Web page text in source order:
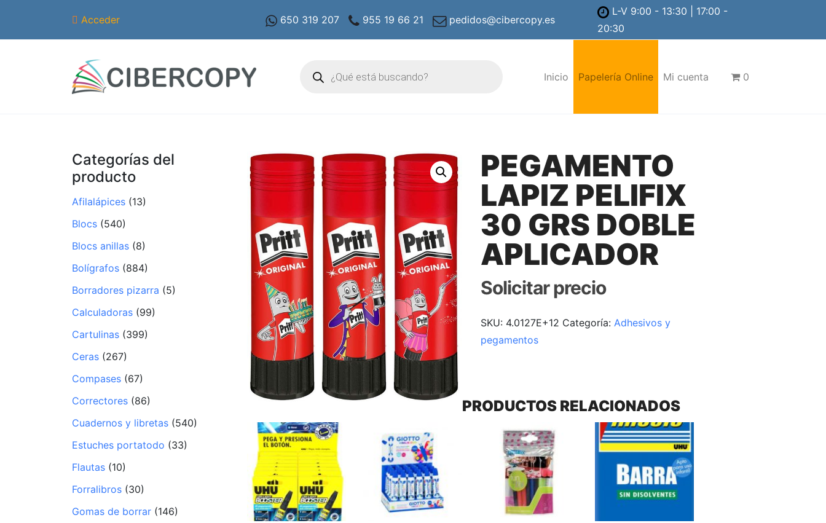
Acceder 650 319 207 955 19 66 21 pedidos@cibercopy.es
L-V 9:00 - 13:30 | 17:00 -
20:30
productos
Inicio Papelería Online Mi cuenta 0
Categorías del
producto
Afilalápices (13)
Blocs (540)
Blocs anillas (8)
Bolígrafos (884)
Borradores pizarra (5)
Calculadoras (99)
Cartulinas (399)
Ceras (267)
Compases (67)
Correctores (86)
Cuadernos y libretas (540)
Estuches portatodo (33)
Flautas (10)
Forralibros (30)
Gomas de borrar (146)
PEGAMENTO
LAPIZ PELIFIX
30 GRS DOBLE
APLICADOR
Solicitar precio
SKU: 4.0127E+12 Categoría: Adhesivos y
pegamentos
PRODUCTOS RELACIONADOS